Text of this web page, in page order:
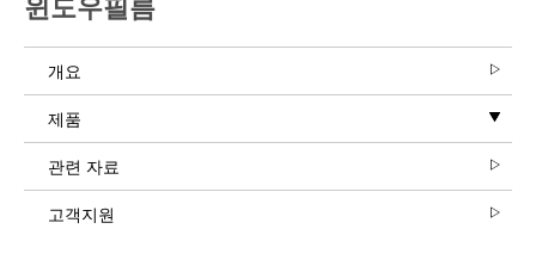
개요
제품
관련 자료
고객지원